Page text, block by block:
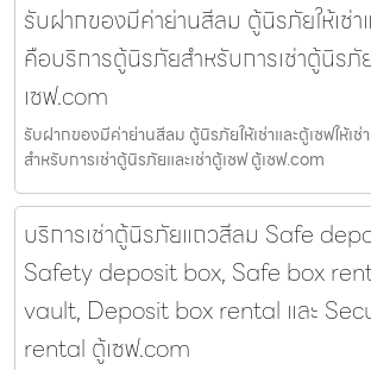
รับฝากของมีค่าย่านสีลม ตู้นิรภัยให้เช่าแ
คือบริการตู้นิรภัยสำหรับการเช่าตู้นิรภั
เซฟ.com
รับฝากของมีค่าย่านสีลม ตู้นิรภัยให้เช่าและตู้เซฟให้เ
สำหรับการเช่าตู้นิรภัยและเช่าตู้เซฟ ตู้เซฟ.com
บริการเช่าตู้นิรภัยแถวสีลม Safe
Safety deposit box, Safe box
vault, Deposit box rental และ
rental ตู้เซฟ.com